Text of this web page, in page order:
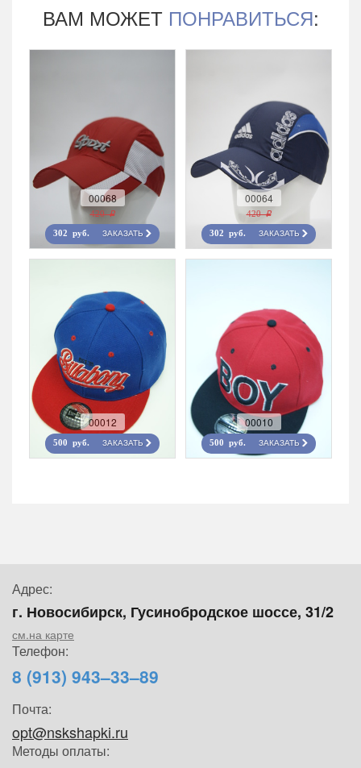
ВАМ МОЖЕТ ПОНРАВИТЬСЯ:
00068
420 r
302 руб. ЗАКАЗАТЬ
00064
420 r
302 руб. ЗАКАЗАТЬ
00012
500 руб. ЗАКАЗАТЬ
00010
500 руб. ЗАКАЗАТЬ
Адрес:
г. Новосибирск, Гусинобродское шоссе, 31/2
см.на карте
Телефон:
8 (913) 943–33–89
Почта:
opt@nskshapki.ru
Методы оплаты: